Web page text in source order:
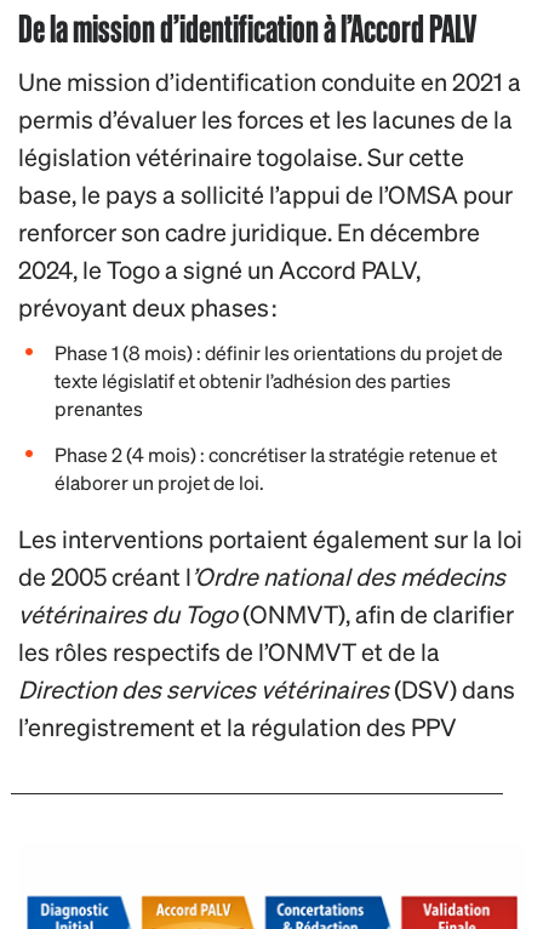
De la mission d’identification à l’Accord PALV
Une mission d’identification conduite en 2021 a
permis d’évaluer les forces et les lacunes de la
législation vétérinaire togolaise. Sur cette
base, le pays a sollicité l’appui de l’OMSA pour
renforcer son cadre juridique. En décembre
2024, le Togo a signé un Accord PALV,
prévoyant deux phases :
Phase 1 (8 mois) : définir les orientations du projet de
texte législatif et obtenir l’adhésion des parties
prenantes
Phase 2 (4 mois) : concrétiser la stratégie retenue et
élaborer un projet de loi.
Les interventions portaient également sur la loi
de 2005 créant l’Ordre national des médecins
vétérinaires du Togo(ONMVT), afin de clarifier
les rôles respectifs de l’ONMVT et de la
Direction des services vétérinaires(DSV) dans
l’enregistrement et la régulation des PPV